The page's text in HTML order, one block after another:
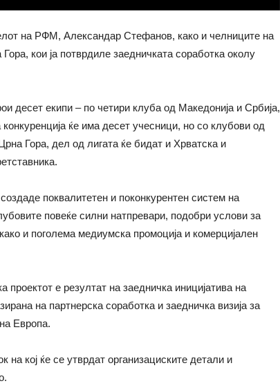
на РФМ, Александар Стефанов, како и челниците на
кои ја потврдиле заедничката соработка околу
десет екипи – по четири клуба од Македонија и Србија,
ќе има десет учесници, но со клубови од
Гора, дел од лигата ќе бидат и Хрватска и
поквалитетен и поконкурентен систем на
повеќе силни натпревари, подобри услови за
и поголема медиумска промоција и комерцијален
проектот е резултат на заедничка иницијатива на
на партнерска соработка и заедничка визија за
Европа.
на кој ќе се утврдат организациските детали и